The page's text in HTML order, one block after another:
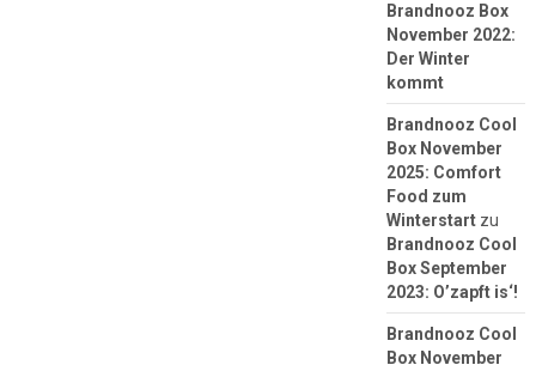
Brandnooz Box
November 2022:
Der Winter
kommt
Brandnooz Cool
Box November
2025: Comfort
Food zum
Winterstartzu
Brandnooz Cool
Box September
2023: O’zapft is‘!
Brandnooz Cool
Box November